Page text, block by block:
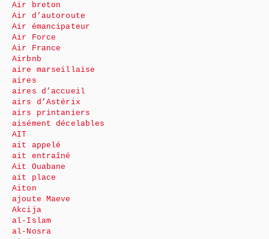
Air breton
Air d’autoroute
Air émancipateur
Air Force
Air France
Airbnb
aire marseillaise
aires
aires d’accueil
airs d’Astérix
airs printaniers
aisément décelables
AIT
ait appelé
ait entraîné
Ait Ouabane
ait place
Aiton
ajoute Maeve
Akcija
al-Islam
al-Nosra